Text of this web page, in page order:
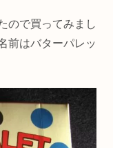
ので買ってみまし
前はバターパレッ